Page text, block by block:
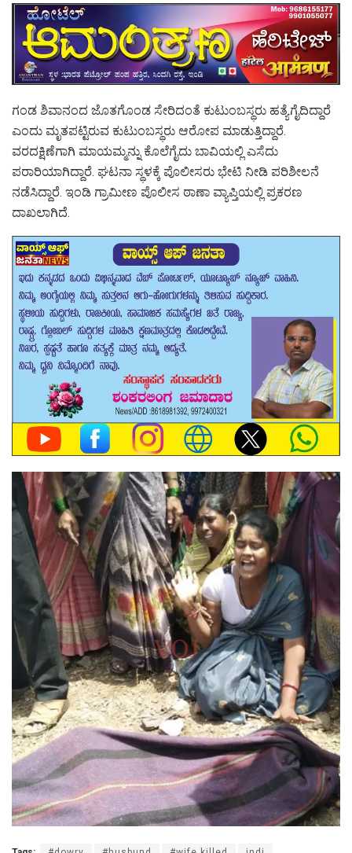
ಗಂಡ ಶಿವಾನಂದ ಜೊತಗೊಂಡ ಸೇರಿದಂತೆ ಕುಟುಂಬಸ್ಥರು ಹತ್ಯೆಗೈದಿದ್ದಾರೆ
ಎಂದು ಮೃತಪಟ್ಟಿರುವ ಕುಟುಂಬಸ್ಥರು ಆರೋಪ ಮಾಡುತ್ತಿದ್ದಾರೆ.
ವರದಕ್ಷಿಣೆಗಾಗಿ ಮಾಯಮ್ಮನ್ನು ಕೊಲೆಗೈದು ಬಾವಿಯಲ್ಲಿ ಎಸೆದು
ಪರಾರಿಯಾಗಿದ್ದಾರೆ. ಘಟನಾ ಸ್ಥಳಕ್ಕೆ ಪೊಲೀಸರು ಭೇಟಿ ನೀಡಿ ಪರಿಶೀಲನೆ
ನಡೆಸಿದ್ದಾರೆ. ಇಂಡಿ ಗ್ರಾಮೀಣ ಪೊಲೀಸ ಠಾಣಾ ವ್ಯಾಪ್ತಿಯಲ್ಲಿ ಪ್ರಕರಣ
ದಾಖಲಾಗಿದೆ.